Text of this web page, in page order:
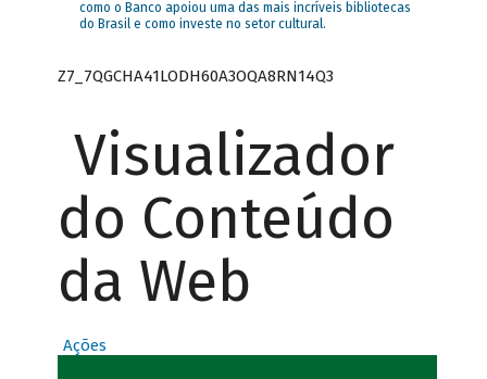
como o Banco apoiou uma das mais incríveis bibliotecas
do Brasil e como investe no setor cultural.
Z7_7QGCHA41LODH60A3OQA8RN14Q3
Visualizador
do Conteúdo
da Web
Ações